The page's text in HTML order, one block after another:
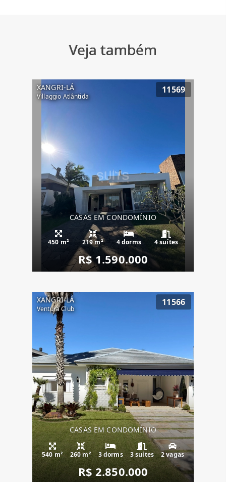
Veja também
XANGRI-LÁ
Villaggio Atlântida
11569
CASAS EM CONDOMÍNIO
450 m² 219 m² 4 dorms 4 suítes
R$ 1.590.000
XANGRI-LÁ
Ventura Club
11566
CASAS EM CONDOMÍNIO
540 m² 260 m² 3 dorms 3 suítes 2 vagas
R$ 2.850.000